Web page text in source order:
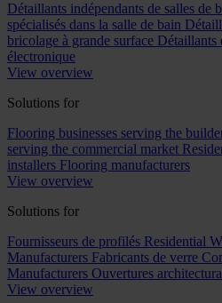
Détaillants indépendants de salles de
spécialisés dans la salle de bain
bricolage à grande surface Détaillants
électronique
View overview
Solutions for
Flooring businesses serving the
serving the commercial market
installers Flooring manufacturers
View overview
Solutions for
Fournisseurs de profilés Residential
Manufacturers Fabricants de verre
Manufacturers Ouvertures
View overview